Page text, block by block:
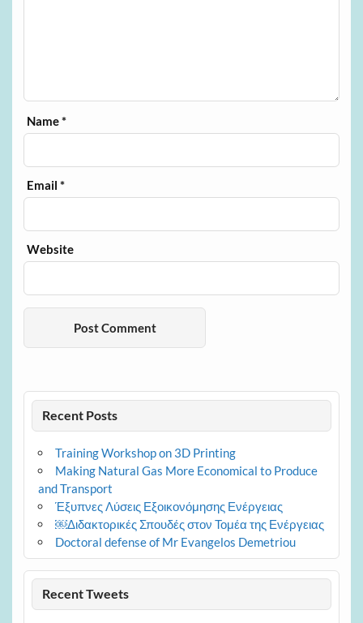
Name*
Email*
Website
Recent Posts
Training Workshop on 3D Printing
Making Natural Gas More Economical to Produce
and Transport
Έξυπνες Λύσεις Εξοικονόμησης Ενέργειας
￼Διδακτορικές Σπουδές στον Τομέα της Ενέργειας
Doctoral defense of Mr Evangelos Demetriou
Recent Tweets